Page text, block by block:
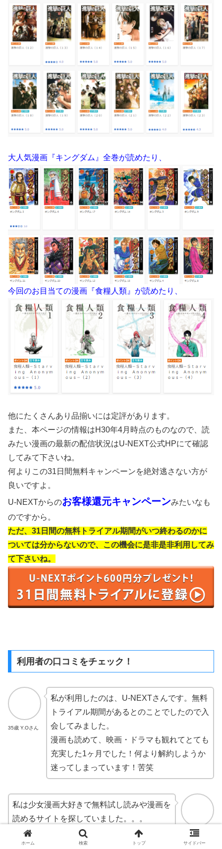
大人気漫画『キングダム』全巻が読めたり、
今回のお目当ての漫画『食糧人類』が読めたり、
他にたくさんあり品揃いには定評があります。
また、本ページの情報はH30年4月時点のものなので、読
みたい漫画の最新の配信状況はU-NEXT公式HPにて確認
してみて下さいね。
何よりこの31日間無料キャンペーンを絶対逃さない方が
良いですよ。
U-NEXTからのお客様還元キャンペーンみたいなも
のですから。
ただ、31日間の無料トライアル期間がいつ終わるのかに
ついては分からないので、この機会に是非是非利用してみ
て下さいね。
利用者の口コミをチェック！
35歳 Y.Oさん
私が利用したのは、U-NEXTさんです。無料
トライアル期間があるとのことでしたので入
会してみました。
漫画も読めて、映画・ドラマも観れてとても
充実した1ヶ月でした！何より解約しようか
迷ってしまっています！苦笑
28歳 U.Rさん
私は少女漫画大好きで無料試し読みや漫画を
読めるサイトを探していました。。。
実際にU-NEXTを使って実感したのが、品揃
いがとても凄く、新作に敏感な印象がありま
ホーム 検索 トップ サイドバー